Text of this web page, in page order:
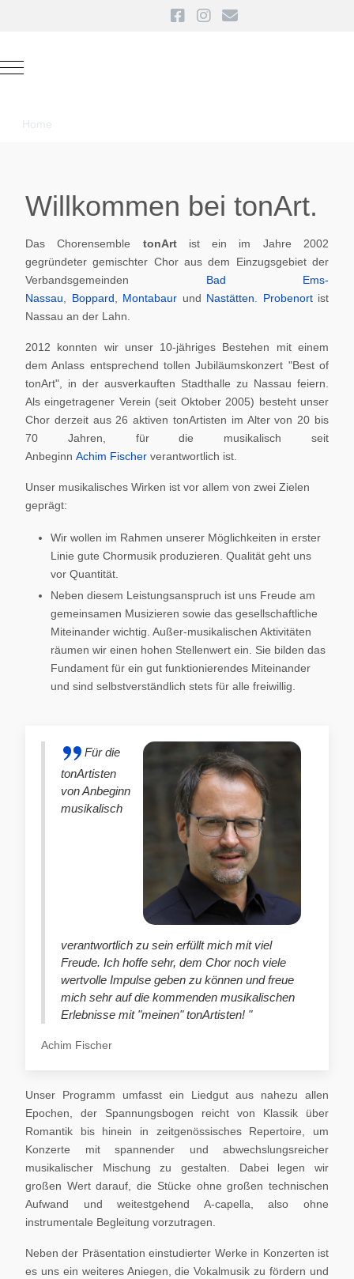
Mobile Menu Toggle
Home
Willkommen bei tonArt.
Das Chorensemble tonArt ist ein im Jahre 2002
gegründeter gemischter Chor aus dem Einzugsgebiet der
Verbandsgemeinden Bad Ems-
Nassau
Boppard Montabaur und Nastätten Probenortist
Nassau an der Lahn.
2012 konnten wir unser 10-jähriges Bestehen mit einem
dem Anlass entsprechend tollen Jubiläumskonzert "Best of
tonArt", in der ausverkauften Stadthalle zu Nassau feiern.
Als eingetragener Verein (seit Oktober 2005) besteht unser
Chor derzeit aus 26 aktiven tonArtisten im Alter von 20 bis
70 Jahren, für die musikalisch seit
Anbeginn Achim Fischer verantwortlich ist.
Unser musikalisches Wirken ist vor allem von zwei Zielen
geprägt:
Wir wollen im Rahmen unserer Möglichkeiten in erster
Linie gute Chormusik produzieren. Qualität geht uns
vor Quantität.
Neben diesem Leistungsanspruch ist uns Freude am
gemeinsamen Musizieren sowie das gesellschaftliche
Miteinander wichtig. Außer-musikalischen Aktivitäten
räumen wir einen hohen Stellenwert ein. Sie bilden das
Fundament für ein gut funktionierendes Miteinander
und sind selbstverständlich stets für alle freiwillig.
Für die
tonArtisten
von Anbeginn
musikalisch
verantwortlich zu sein erfüllt mich mit viel
Freude. Ich hoffe sehr, dem Chor noch viele
wertvolle Impulse geben zu können und freue
mich sehr auf die kommenden musikalischen
Erlebnisse mit "meinen" tonArtisten! "
Achim Fischer
Unser Programm umfasst ein Liedgut aus nahezu allen
Epochen, der Spannungsbogen reicht von Klassik über
Romantik bis hinein in zeitgenössisches Repertoire, um
Konzerte mit spannender und abwechslungsreicher
musikalischer Mischung zu gestalten. Dabei legen wir
großen Wert darauf, die Stücke ohne großen technischen
Aufwand und weitestgehend A-capella, also ohne
instrumentale Begleitung vorzutragen.
Neben der Präsentation einstudierter Werke in Konzerten ist
es uns ein weiteres Aniegen, die Vokalmusik zu fördern und